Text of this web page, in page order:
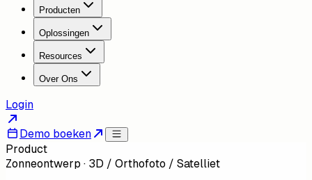
Producten
Oplossingen
Resources
Over Ons
Login
Demo boeken
Product
Zonneontwerp · 3D / Orthofoto / Satelliet